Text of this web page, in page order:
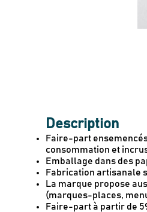
Description
Faire-part
consommation et
Emballage dans des
Fabrication artisanale
La marque propose
(marques-places,
Faire-part à partir de